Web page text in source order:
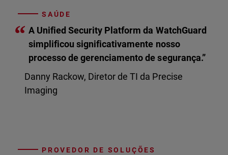
SAÚDE
“ A Unified Security Platform da WatchGuard
simplificou significativamente nosso
processo de gerenciamento de segurança.”
Danny Rackow, Diretor de TI da Precise
Imaging
PROVEDOR DE SOLUÇÕES